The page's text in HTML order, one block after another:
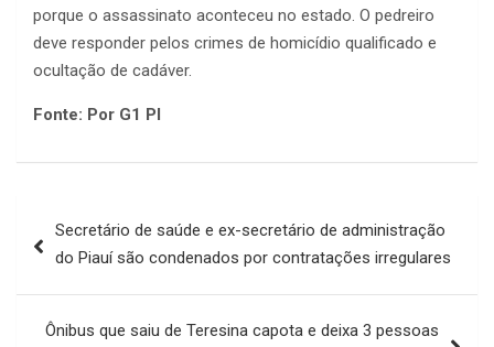
porque o assassinato aconteceu no estado. O pedreiro
deve responder pelos crimes de homicídio qualificado e
ocultação de cadáver.
Fonte: Por G1 PI
de
Secretário de saúde e ex-secretário de administração
do Piauí são condenados por contratações irregulares
Ônibus que saiu de Teresina capota e deixa 3 pessoas